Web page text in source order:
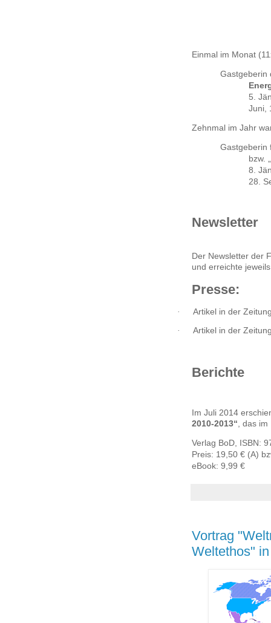
Einmal im Monat
Gastgeberin
5.
Juni,
Zehnmal im Jahr
Gastgeberin
bzw. „
8.
28.
Newsletter
Der Newsletter der
und erreichte
Presse:
· Artikel in der
· Artikel in der
Berichte
Im Juli 2014
2010-2013“ , das
Verlag BoD, ISBN:
Preis: 19,50 € (A)
eBook: 9,99 €
Vortrag
Weltethos"